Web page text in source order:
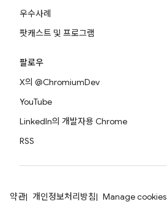
우수사례
팟캐스트 및 프로그램
팔로우
X의 @ChromiumDev
YouTube
LinkedIn의 개발자용 Chrome
RSS
약관 개인정보처리방침 Manage cookies